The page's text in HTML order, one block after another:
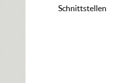
Schnittstellen